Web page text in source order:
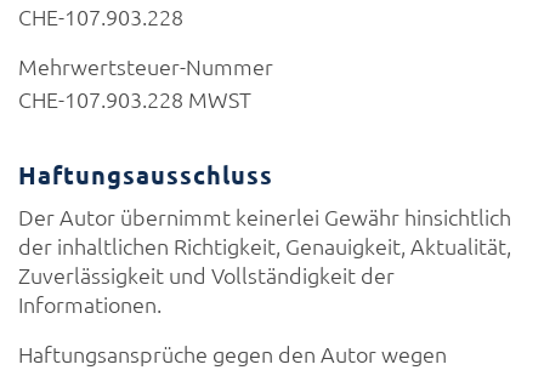
CHE-107.903.228
Mehrwertsteuer-Nummer
CHE-107.903.228 MWST
Haftungsausschluss
Der Autor übernimmt keinerlei Gewähr hinsichtlich
der inhaltlichen Richtigkeit, Genauigkeit, Aktualität,
Zuverlässigkeit und Vollständigkeit der
Informationen.
Haftungsansprüche gegen den Autor wegen